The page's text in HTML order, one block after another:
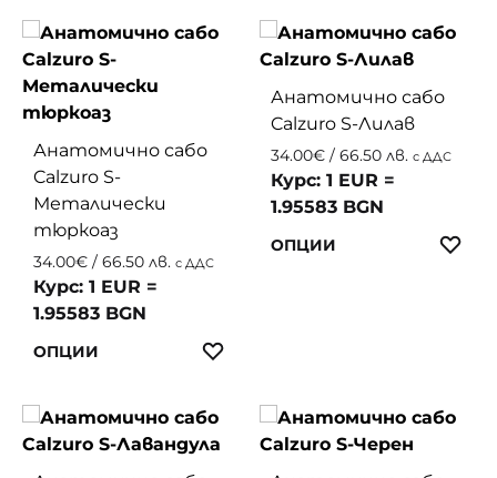
multiple
variants.
may
the
The
may
on
the
Анатомично сабо
Calzuro S-
Металически
тюркоаз
34.00€ / 66.50 лв. с ДДС
Курс: 1 EUR =
1.95583 BGN
ОПЦИИ
This
multiple
variants.
Анатомично сабо
Calzuro S-Лилав
34.00€ / 66.50 лв. с ДДС
Курс: 1 EUR =
1.95583 BGN
ОПЦИИ
This
may